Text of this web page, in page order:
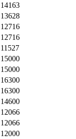
14163
13628
12716
12716
11527
15000
15000
16300
16300
14600
12066
12066
12000